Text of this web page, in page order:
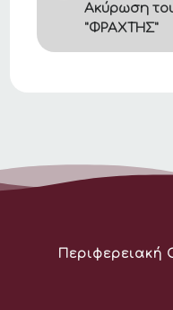
Ακύρωση
"ΦΡΑΧΤΗΣ"
Διεύθυνση:
Περιφερειακή